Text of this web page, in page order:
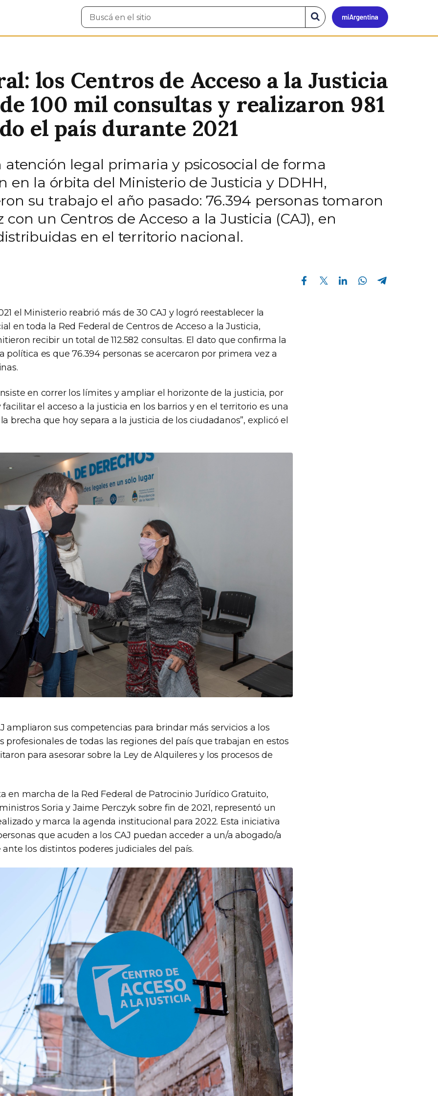
Mi
Buscar
en
Buscar
en
el
los Centros de Acceso a la Justicia
100 mil consultas y realizaron 981
el país durante 2021
legal primaria y psicosocial de forma
la órbita del Ministerio de Justicia y DDHH,
su trabajo el año pasado: 76.394 personas tomaron
un Centros de Acceso a la Justicia (CAJ), en
en el territorio nacional.
Compartir en Facebook Compartir en Twitter Compartir en Linkedin Compartir en Whatsapp
el Ministerio reabrió más de 30 CAJ y logró reestablecer la
en toda la Red Federal de Centros de Acceso a la Justicia,
recibir un total de 112.582 consultas. El dato que confirma la
política es que 76.394 personas se acercaron por primera vez a
en correr los límites y ampliar el horizonte de la justicia, por
el acceso a la justicia en los barrios y en el territorio es una
brecha que hoy separa a la justicia de los ciudadanos”, explicó el
ampliaron sus competencias para brindar más servicios a los
profesionales de todas las regiones del país que trabajan en estos
para asesorar sobre la Ley de Alquileres y los procesos de
en marcha de la Red Federal de Patrocinio Jurídico Gratuito,
Soria y Jaime Perczyk sobre fin de 2021, representó un
y marca la agenda institucional para 2022. Esta iniciativa
que acuden a los CAJ puedan acceder a un/a abogado/a
los distintos poderes judiciales del país.